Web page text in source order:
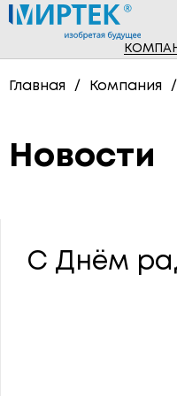
Главная Компания
Новости
С Днём